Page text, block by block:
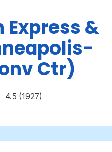
&
Ctr)
4.5 (1927)